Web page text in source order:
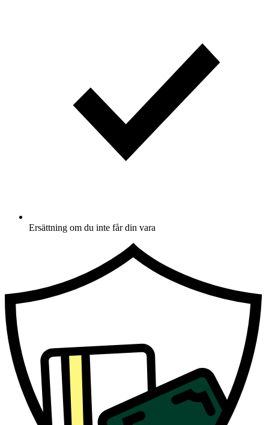
Ersättning om du inte får din vara